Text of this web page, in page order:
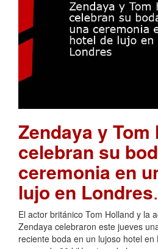
Zendaya y Tom
celebran su
ceremonia en
lujo en Londres
El actor británico Tom Holland y la
Zendaya celebraron este jueves
reciente boda en un lujoso hotel